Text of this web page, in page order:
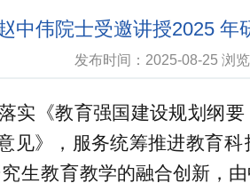
中伟院士受邀讲授2025 年
发布时间：2025-08-25 浏览
实《教育强国建设规划纲要
见》，服务统筹推进教育科
生教育教学的融合创新，由